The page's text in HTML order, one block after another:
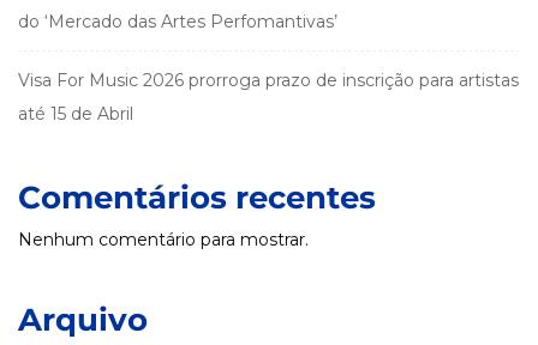
do ‘Mercado das Artes Perfomantivas’
Visa For Music 2026 prorroga prazo de inscrição para artistas
até 15 de Abril
Comentários recentes
Nenhum comentário para mostrar.
Arquivo